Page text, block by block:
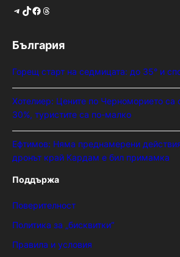
Telegram TikTok Facebook Threads
България
Горещ старт на седмицата: до 35° и
Хотелиер: Цените по Черноморието са
30%, туристите са по-малко
Ефтимов: Няма преднамерени
дронът край Кардам е бил примамка
Поддържа
Поверителност
Политика за „бисквитки“
Правила и условия